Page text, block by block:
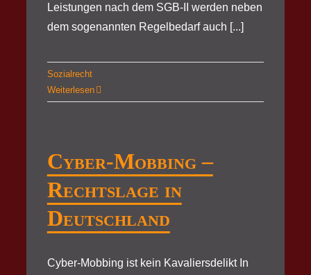
Leistungen nach dem SGB-II werden neben
dem sogenannten Regelbedarf auch [...]
Sozialrecht
Weiterlesen
Cyber-Mobbing –
Rechtslage in
Deutschland
Cyber-Mobbing ist kein Kavaliersdelikt In